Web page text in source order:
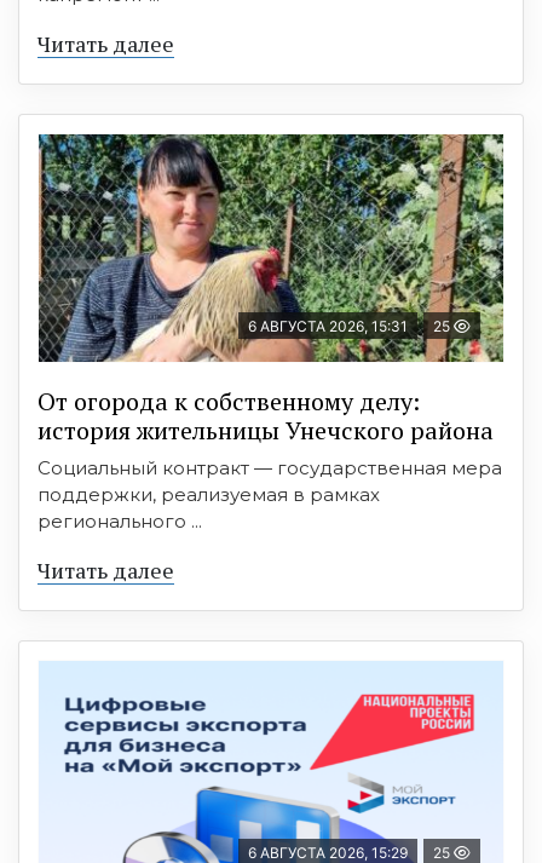
Читать далее
6 АВГУСТА 2026, 15:31 25
От огорода к собственному делу:
история жительницы Унечского района
Социальный контракт — государственная мера
поддержки, реализуемая в рамках
регионального ...
Читать далее
6 АВГУСТА 2026, 15:29 25